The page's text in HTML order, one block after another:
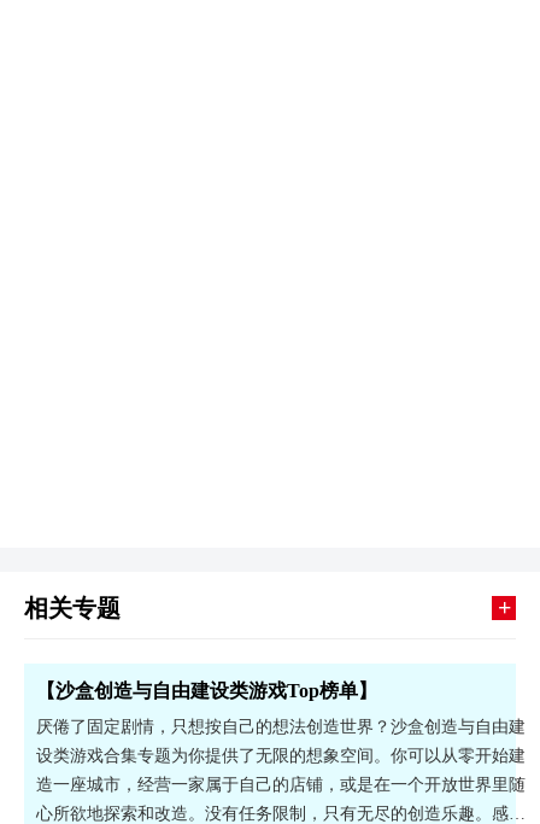
相关专题 +
【沙盒创造与自由建设类游戏Top榜单】
厌倦了固定剧情，只想按自己的想法创造世界？沙盒创造与自由建
设类游戏合集专题为你提供了无限的想象空间。你可以从零开始建
造一座城市，经营一家属于自己的店铺，或是在一个开放世界里随
心所欲地探索和改造。没有任务限制，只有无尽的创造乐趣。感兴